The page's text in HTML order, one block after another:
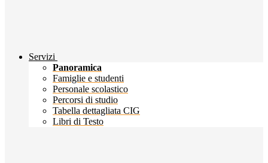
Servizi
Panoramica
Famiglie e studenti
Personale scolastico
Percorsi di studio
Tabella dettagliata CIG
Libri di Testo